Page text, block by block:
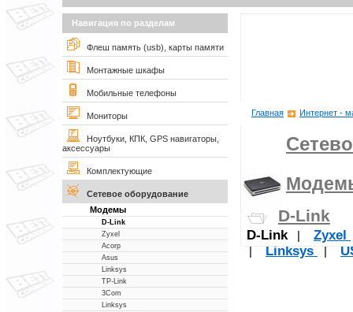
Навигация по разделам
Флеш память (usb), карты памяти
Монтажные шкафы
Мобильные телефоны
Мониторы
Ноутбуки, КПК, GPS навигаторы,
аксессуары
Комплектующие
Сетевое оборудование
Модемы
D-Link
Zyxel
Acorp
Asus
Linksys
TP-Link
3Com
Linksys
Главная Интернет -
D-Link
D-Link | Zyxel
|
Linksys |